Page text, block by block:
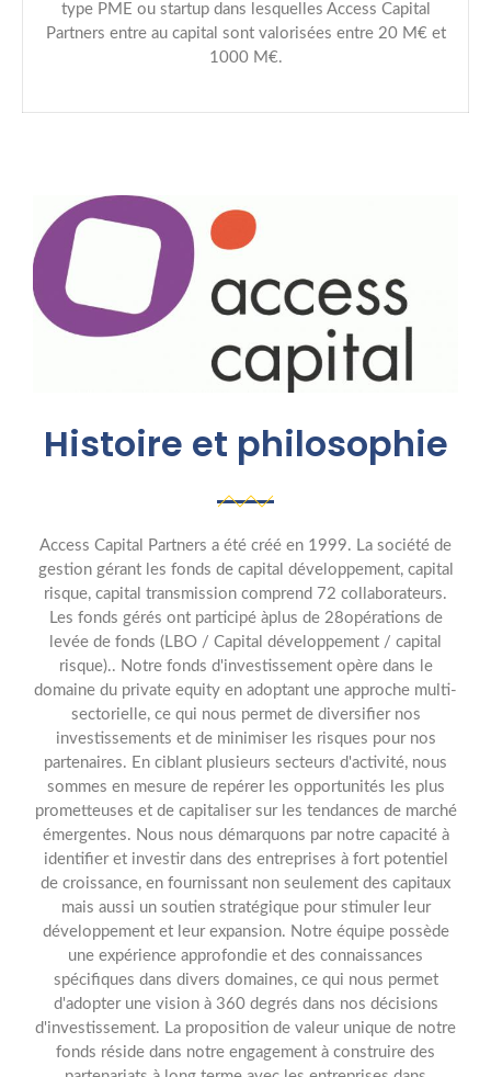
type PME ou startup dans lesquelles Access Capital
Partners entre au capital sont valorisées entre 20 M€ et
1000 M€.
Histoire et philosophie
Access Capital Partners a été créé en 1999. La société de
gestion gérant les fonds de capital développement, capital
risque, capital transmission comprend 72 collaborateurs.
Les fonds gérés ont participé àplus de 28opérations de
levée de fonds (LBO / Capital développement / capital
risque).. Notre fonds d'investissement opère dans le
domaine du private equity en adoptant une approche multi-
sectorielle, ce qui nous permet de diversifier nos
investissements et de minimiser les risques pour nos
partenaires. En ciblant plusieurs secteurs d'activité, nous
sommes en mesure de repérer les opportunités les plus
prometteuses et de capitaliser sur les tendances de marché
émergentes. Nous nous démarquons par notre capacité à
identifier et investir dans des entreprises à fort potentiel
de croissance, en fournissant non seulement des capitaux
mais aussi un soutien stratégique pour stimuler leur
développement et leur expansion. Notre équipe possède
une expérience approfondie et des connaissances
spécifiques dans divers domaines, ce qui nous permet
d'adopter une vision à 360 degrés dans nos décisions
d'investissement. La proposition de valeur unique de notre
fonds réside dans notre engagement à construire des